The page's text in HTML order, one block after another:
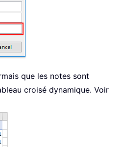
que les notes sont
croisé dynamique. Voir